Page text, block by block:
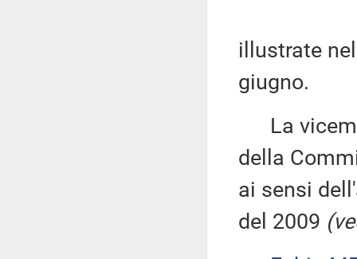
illustrate
giugno.
La
della
ai sensi
del 2009